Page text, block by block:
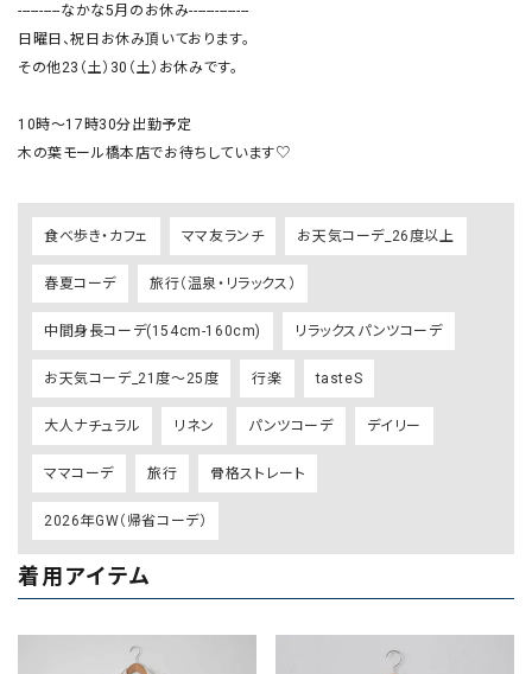
----------なかな5月のお休み--------------
日曜日、祝日お休み頂いております。
その他23（土）30（土）お休みです。
10時〜17時30分出勤予定
木の葉モール橋本店でお待ちしています♡
食べ歩き・カフェ ママ友ランチ お天気コーデ_26度以上
春夏コーデ 旅行（温泉・リラックス）
中間身長コーデ(154cm-160cm) リラックスパンツコーデ
お天気コーデ_21度～25度 行楽 tasteS
大人ナチュラル リネン パンツコーデ デイリー
ママコーデ 旅行 骨格ストレート
2026年GW（帰省コーデ）
着用アイテム